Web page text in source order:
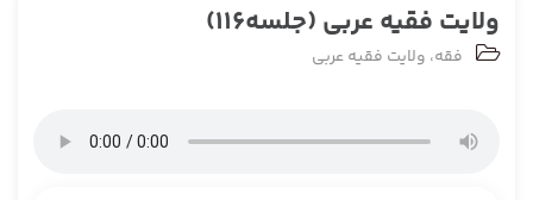
ولایت فقیه عربی (جلسه116)
فقه، ولایت فقیه عربی